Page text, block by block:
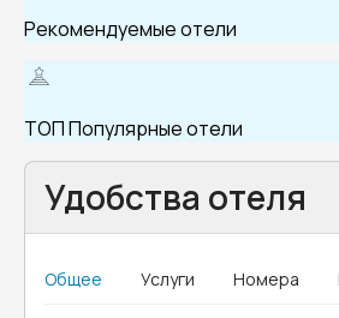
Рекомендуемые отели
ТОП Популярные отели
Удобства отеля
Общее Услуги Номера